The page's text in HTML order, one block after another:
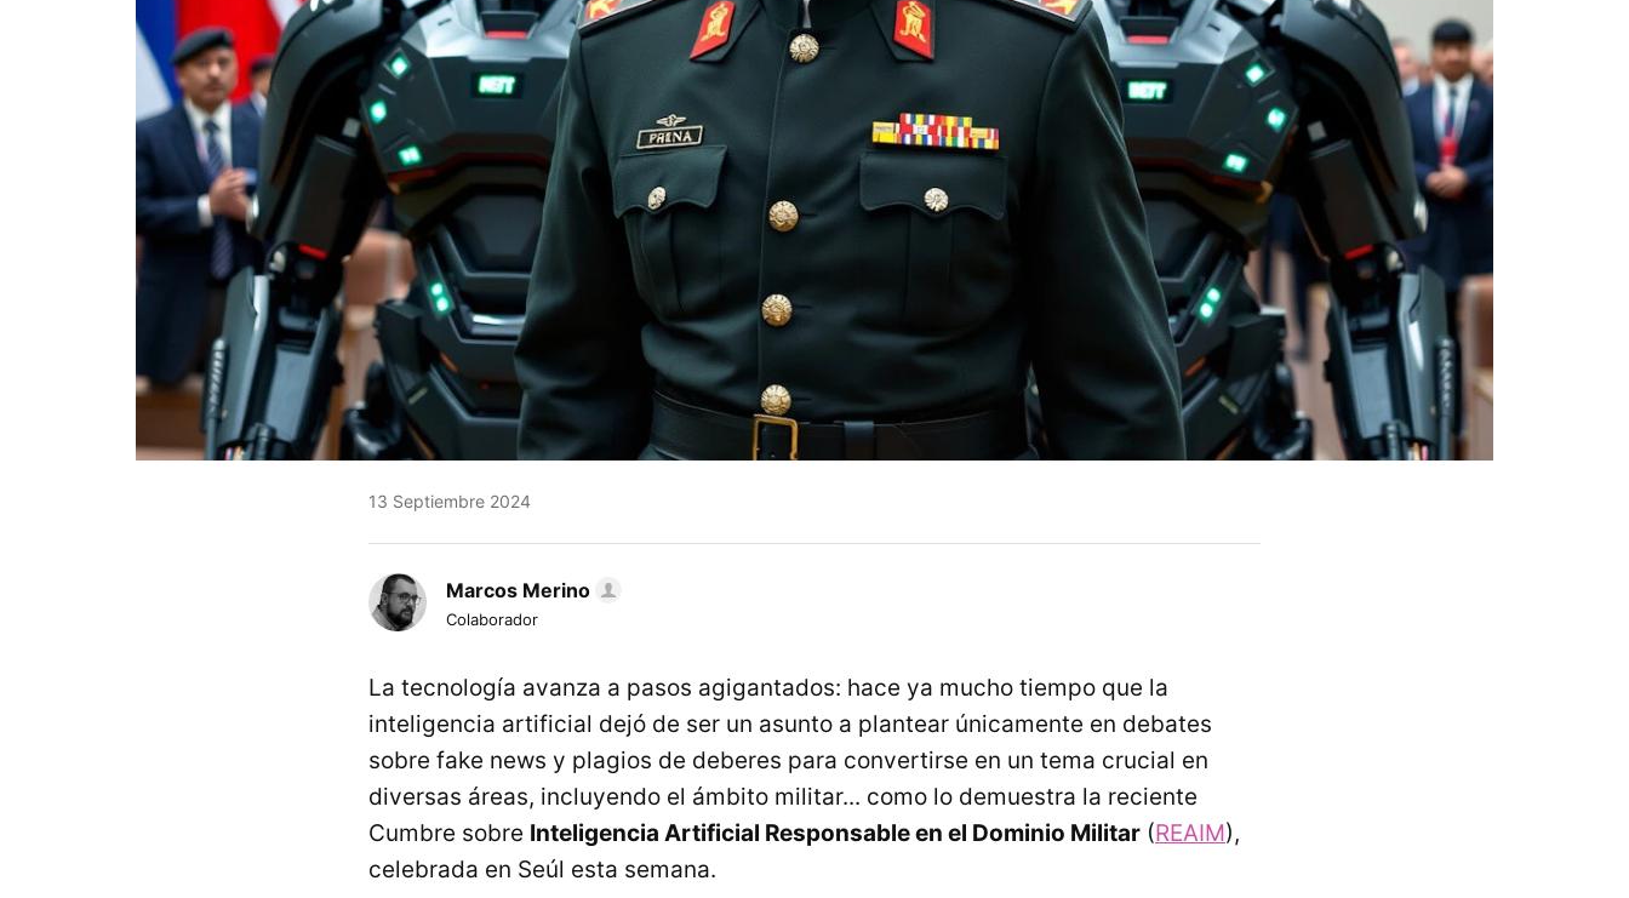
13 Septiembre 2024
Marcos Merino
Colaborador
La tecnología avanza a pasos agigantados: hace ya mucho tiempo que la
inteligencia artificial dejó de ser un asunto a plantear únicamente en debates
sobre fake news y plagios de deberes para convertirse en un tema crucial en
diversas áreas, incluyendo el ámbito militar... como lo demuestra la reciente
Cumbre sobre Inteligencia Artificial Responsable en el Dominio Militar (REAIM),
celebrada en Seúl esta semana.